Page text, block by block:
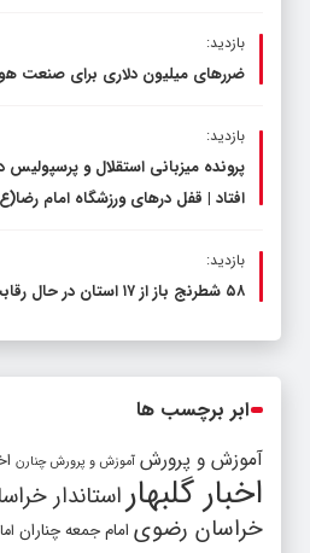
بازدید:
ضررهای میلیون دلاری برای صنعت
بازدید:
پرونده میزبانی استقلال و پرسپولیس
افتاد | قفل در‌های ورزشگاه امام
بازدید:
۵۸ شطرنج‌ باز از ۱۷ استان در حال رقابت در گلمکان
ابر برچسب ها
آموزش و پرورش آموزش و پرورش چنارن
اخبار گلبهار استاندار
خراسان رضوی امام جمعه چناران